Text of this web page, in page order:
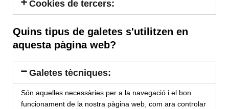
Cookies de tercers:
Quins tipus de galetes s'utilitzen en
aquesta pàgina web?
Galetes tècniques:
Són aquelles necessàries per a la navegació i el bon
funcionament de la nostra pàgina web, com ara controlar